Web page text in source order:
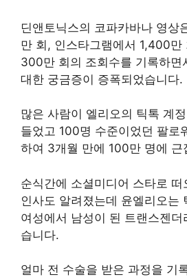
딘앤토닉스의 코파카바나 영상
만 회, 인스타그램에서 1,400만
300만 회의 조회수를 기록하면
대한 궁금증이 증폭되었습니다.
많은 사람이 엘리오의 틱톡 계
들었고 100명 수준이었던 팔로
하여 3개월 만에 100만 명에 근
순식간에 소셜미디어 스타로 떠
인사도 알려졌는데 윤엘리오는
여성에서 남성이 된 트랜스젠더
습니다.
얼마 전 수술을 받은 과정을 기